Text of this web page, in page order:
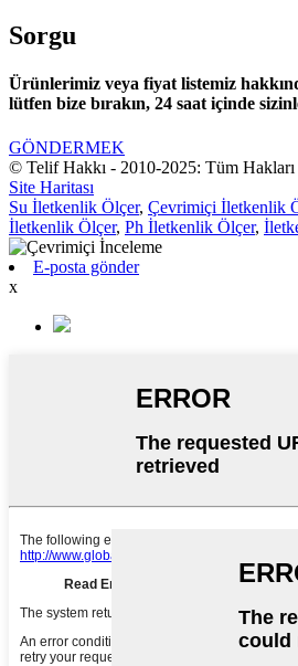
Sorgu
Ürünlerimiz veya fiyat listemiz
lütfen bize bırakın, 24 saat içinde
GÖNDERMEK
© Telif Hakkı - 2010-2025: Tüm Hakları
Site Haritası
Su İletkenlik Ölçer, Çevrimiçi İletkenlik
İletkenlik Ölçer, Ph İletkenlik Ölçer,
E-posta gönder
x